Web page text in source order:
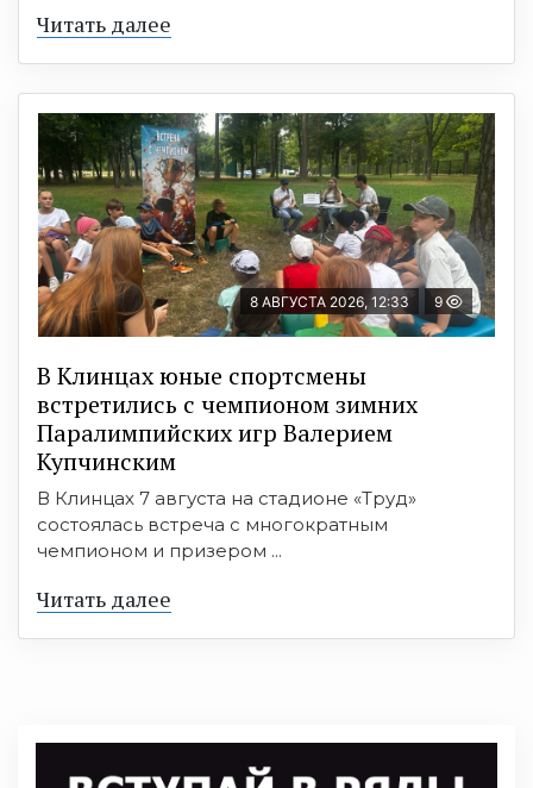
Читать далее
8 АВГУСТА 2026, 12:33 9
В Клинцах юные спортсмены
встретились с чемпионом зимних
Паралимпийских игр Валерием
Купчинским
В Клинцах 7 августа на стадионе «Труд»
состоялась встреча с многократным
чемпионом и призером ...
Читать далее